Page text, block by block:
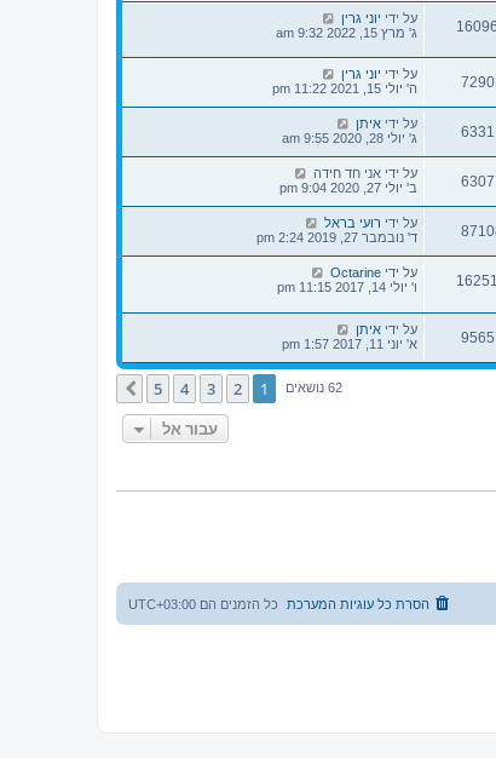
על ידי יוני גרין
ג' מרץ 15, 2022 9:32 am
על ידי יוני גרין
ה' יולי 15, 2021 11:22 pm
על ידי איתן
ג' יולי 28, 2020 9:55 am
על ידי אני חד חידה
ב' יולי 27, 2020 9:04 pm
על ידי רועי בראל
ד' נובמבר 27, 2019 2:24 pm
על ידי Octarine
ו' יולי 14, 2017 11:15 pm
על ידי איתן
א' יוני 11, 2017 1:57 pm
62 נושאים 1
2
3
4
5 הבא
עבור אל
כל הזמנים הם UTC+03:00 הסרת כל עוגיות המערכת